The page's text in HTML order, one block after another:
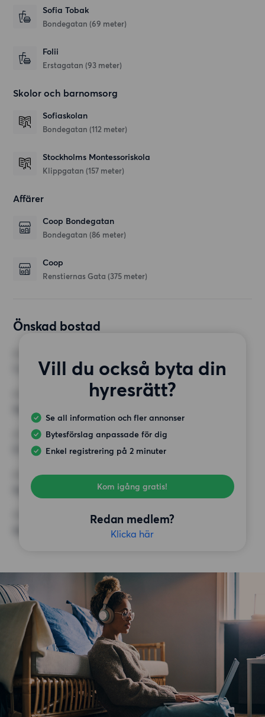
Sofia Tobak
Bondegatan (69 meter)
Folii
Erstagatan (93 meter)
Skolor och barnomsorg
Sofiaskolan
Bondegatan (112 meter)
Stockholms Montessoriskola
Klippgatan (157 meter)
Affärer
Coop Bondegatan
Bondegatan (86 meter)
Coop
Renstiernas Gata (375 meter)
Önskad bostad
Vill du också byta din
hyresrätt?
Se all information och fler annonser
Bytesförslag anpassade för dig
Enkel registrering på 2 minuter
Kom igång gratis!
Redan medlem?
Klicka här
MINST ANTAL KVADRATMETER
HÖGSTA HYRA
5 000 kr
Inga speciella krav
ÖVRIGA PREFERENSER
Inga speciella preferenser